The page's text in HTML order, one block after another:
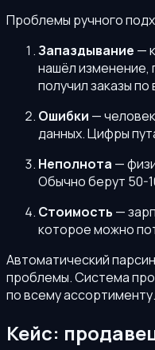
Проблемы ручного
Запаздывание —
нашёл изменение,
получил заказы
Ошибки —
данных. Цифры
Неполнота —
Обычно берут 50-
Стоимость —
которое можно
Автоматический
проблемы. Система
по всему
Кейс: